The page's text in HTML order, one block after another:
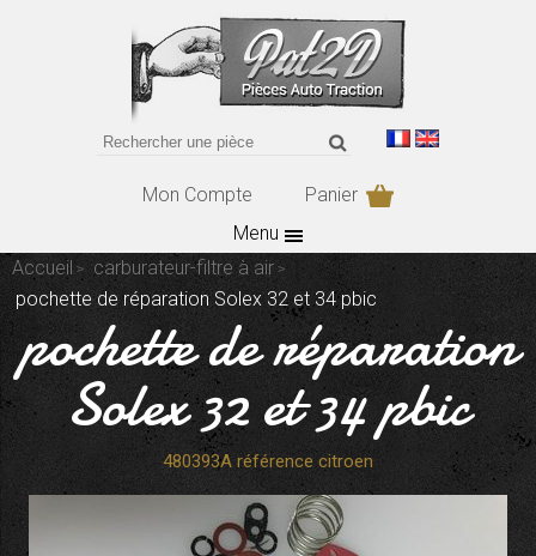
Mon Compte
Panier
Menu
Accueil
carburateur-filtre à air
pochette de réparation Solex 32 et 34 pbic
pochette de réparation
Solex 32 et 34 pbic
480393A référence citroen